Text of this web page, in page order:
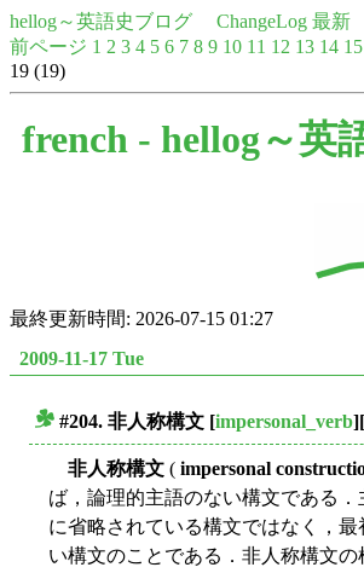
hellog～英語史ブログ ChangeLog 最新
前ページ 1 2 3 4 5 6 7 8 9 10 11 12 13 14 15
19 (19)
french - hellog～英
最終更新時間: 2026-07-15 01:27
2009-11-17 Tue
#204. 非人称構文 [impersonal_verb][
非人称構文 ( impersonal
ば，論理的主語のない構文である
に省略されている構文ではなく，
い構文のことである．非人称構文